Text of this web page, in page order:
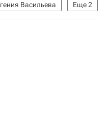
Еще2
Васильева